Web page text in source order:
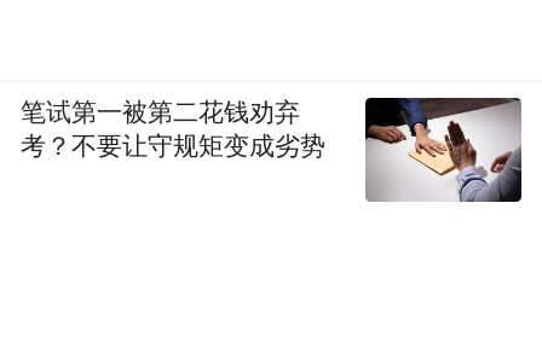
笔试第一被第二花钱劝弃
考？不要让守规矩变成劣势